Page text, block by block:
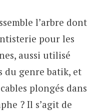
l’arbre dont
pour les
aussi utilisé
du genre batik, et
plongés dans
? Il s’agit de